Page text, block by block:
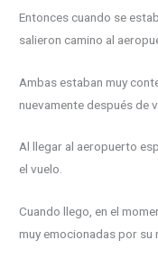
Entonces cuando se
salieron camino al
Ambas estaban muy
nuevamente después de
Al llegar al aeropuerto
el vuelo.
Cuando llego, en el
muy emocionadas por su